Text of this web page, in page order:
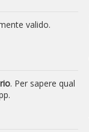
valido.
. Per sapere qual